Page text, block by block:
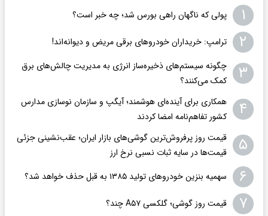
۱ پولی که ناگهان راهی بورس شد؛ چه خبر است؟
۲ ترامپ: خریداران خودروهای برقی مریض و دیوانه‌اند!
۳
چگونه سیستم‌های ذخیره‌ساز انرژی به مدیریت چالش‌های برق
کمک می‌کنند؟
۴
همکاری برای آینده‌ای هوشمند؛ آیگپ و سازمان نوسازی مدارس
کشور تفاهم‌نامه امضا کردند
۵
قیمت روز پرفروش‌ترین گوشی‌های بازار ایران؛ عقب‌نشینی جزئی
قیمت‌ها در سایه ثبات نسبی نرخ ارز
۶ سهمیه بنزین خودروهای تولید ۱۳۸۵ به قبل حذف خواهد شد؟
۷ قیمت روز گوشی؛ گلکسی A۵۷ چند؟